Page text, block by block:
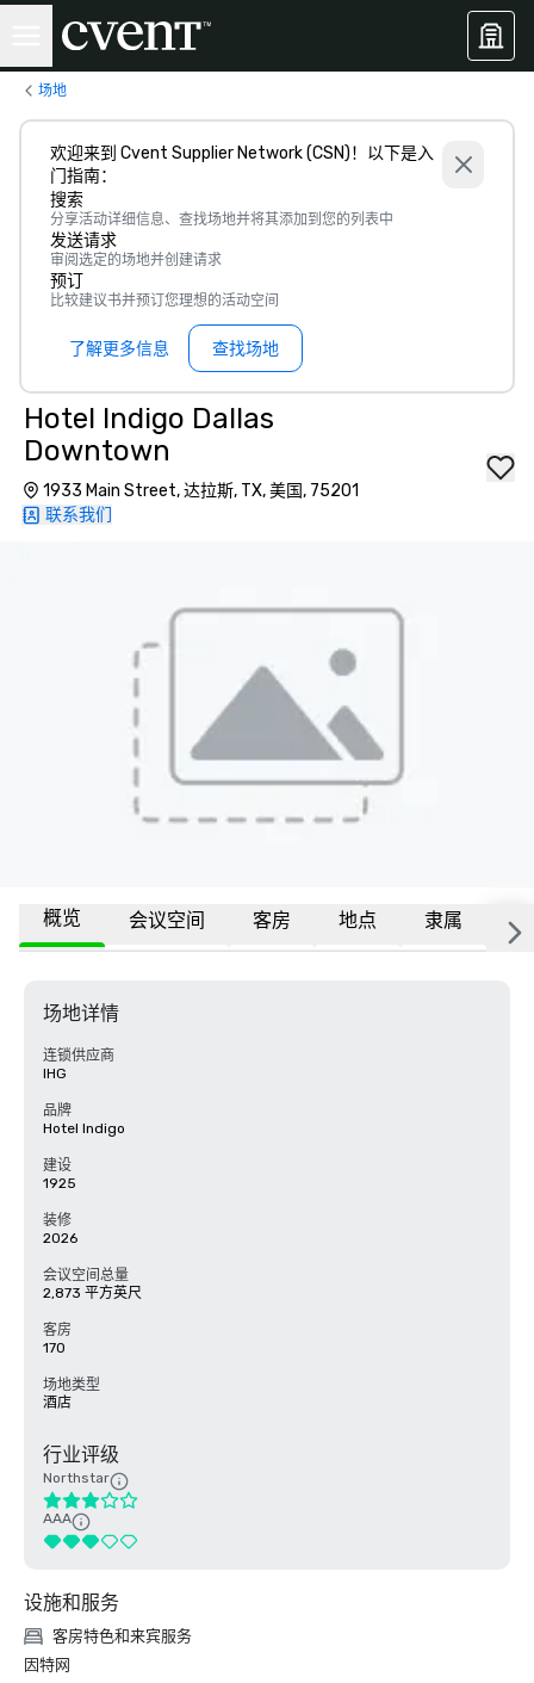
场地
欢迎来到 Cvent Supplier Network (CSN)！以下是入
门指南：
搜索
分享活动详细信息、查找场地并将其添加到您的列表中
发送请求
审阅选定的场地并创建请求
预订
比较建议书并预订您理想的活动空间
了解更多信息 查找场地
Hotel Indigo Dallas
Downtown
1933 Main Street, 达拉斯, TX, 美国, 75201
联系我们
概览 会议空间 客房 地点 隶属 更
场地详情
连锁供应商
IHG
品牌
Hotel Indigo
建设
1925
装修
2026
会议空间总量
2,873 平方英尺
客房
170
场地类型
酒店
行业评级
Northstar
AAA
设施和服务
客房特色和来宾服务
因特网